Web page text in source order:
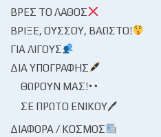
ΒΡΕΣ ΤΟ ΛΆΘΟΣ
ΒΡΊΞΕ, ΟΎΣΣΟΥ, ΒΆΩΣΤΟ!
ΓΙΑ ΛΊΓΟΥΣ
ΔΙΑ ΥΠΟΓΡΑΦΉΣ
ΘΩΡΟΎΝ ΜΑΣ!
ΣΕ ΠΡΏΤΟ ΕΝΙΚΟΎ🖊
ΔΙΆΦΟΡΑ / ΚΌΣΜΟΣ